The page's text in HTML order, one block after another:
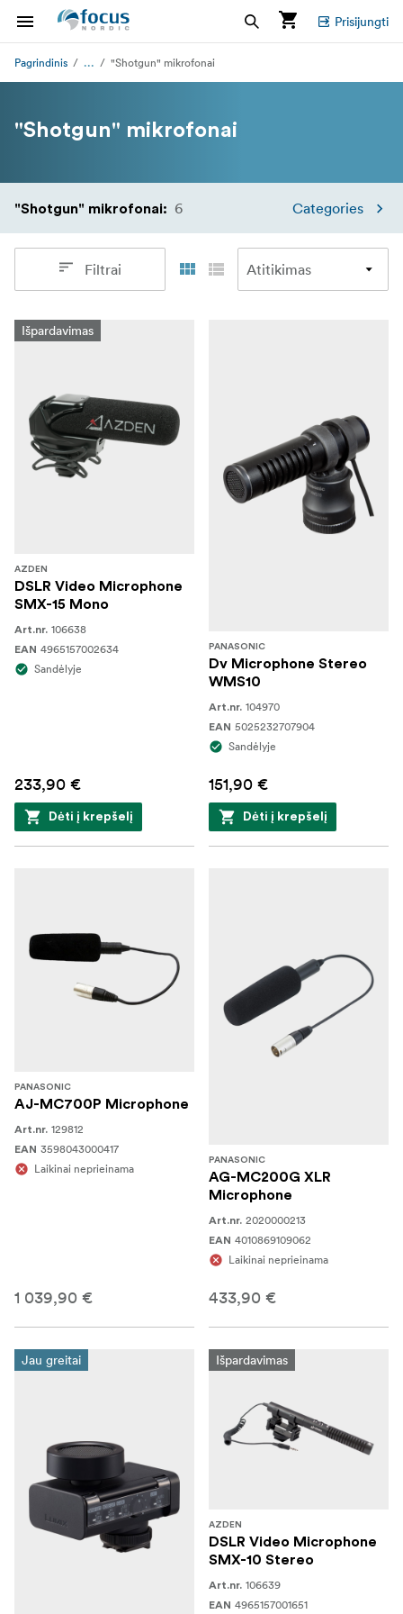
Prisijungti
Pagrindinis ... "Shotgun" mikrofonai
"Shotgun" mikrofonai
"Shotgun" mikrofonai: 6 Categories
Filtrai
Išpardavimas
AZDEN
DSLR Video Microphone
SMX-15 Mono
Art.nr. 106638
EAN 4965157002634
Sandėlyje
233,90 €
Dėti į krepšelį
PANASONIC
Dv Microphone Stereo
WMS10
Art.nr. 104970
EAN 5025232707904
Sandėlyje
151,90 €
Dėti į krepšelį
PANASONIC
AJ-MC700P Microphone
Art.nr. 129812
EAN 3598043000417
Laikinai neprieinama
1 039,90 €
PANASONIC
AG-MC200G XLR
Microphone
Art.nr. 2020000213
EAN 4010869109062
Laikinai neprieinama
433,90 €
Jau greitai Išpardavimas
AZDEN
DSLR Video Microphone
SMX-10 Stereo
Art.nr. 106639
EAN 4965157001651